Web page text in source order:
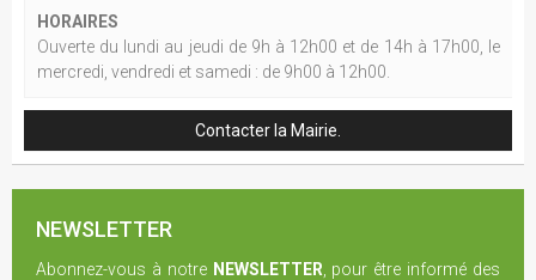
HORAIRES
Ouverte du lundi au jeudi de 9h à 12h00 et de 14h à 17h00, le
mercredi, vendredi et samedi : de 9h00 à 12h00.
Contacter la Mairie.
NEWSLETTER
Abonnez-vous à notre NEWSLETTER , pour être informé des